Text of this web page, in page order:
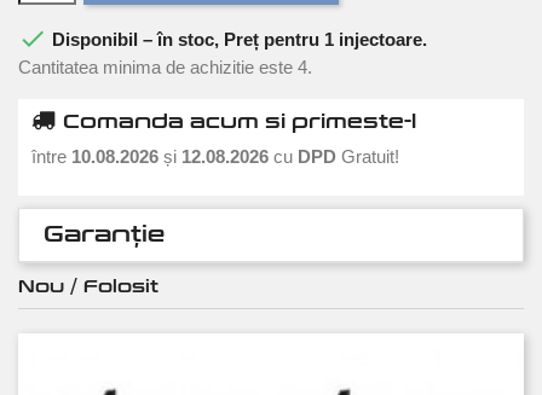
 Disponibil – în stoc, Preț pentru 1 injectoare.
Cantitatea minima de achizitie este 4.
Comanda acum si primeste-l
între 10.08.2026 și 12.08.2026 cu DPD Gratuit!
Garanție
Nou / Folosit